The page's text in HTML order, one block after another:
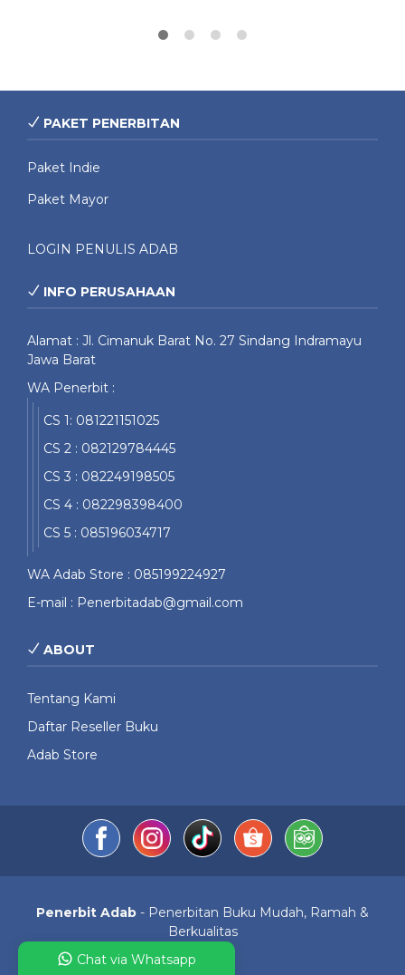
PAKET PENERBITAN
Paket Indie
Paket Mayor
LOGIN PENULIS ADAB
INFO PERUSAHAAN
Alamat : Jl. Cimanuk Barat No. 27 Sindang Indramayu
Jawa Barat
WA Penerbit :
CS 1: 081221151025
CS 2 : 082129784445
CS 3 : 082249198505
CS 4 : 082298398400
CS 5 : 085196034717
WA Adab Store : 085199224927
E-mail : Penerbitadab@gmail.com
ABOUT
Tentang Kami
Daftar Reseller Buku
Adab Store
Penerbit Adab - Penerbitan Buku Mudah, Ramah &
Berkualitas
Chat via Whatsapp